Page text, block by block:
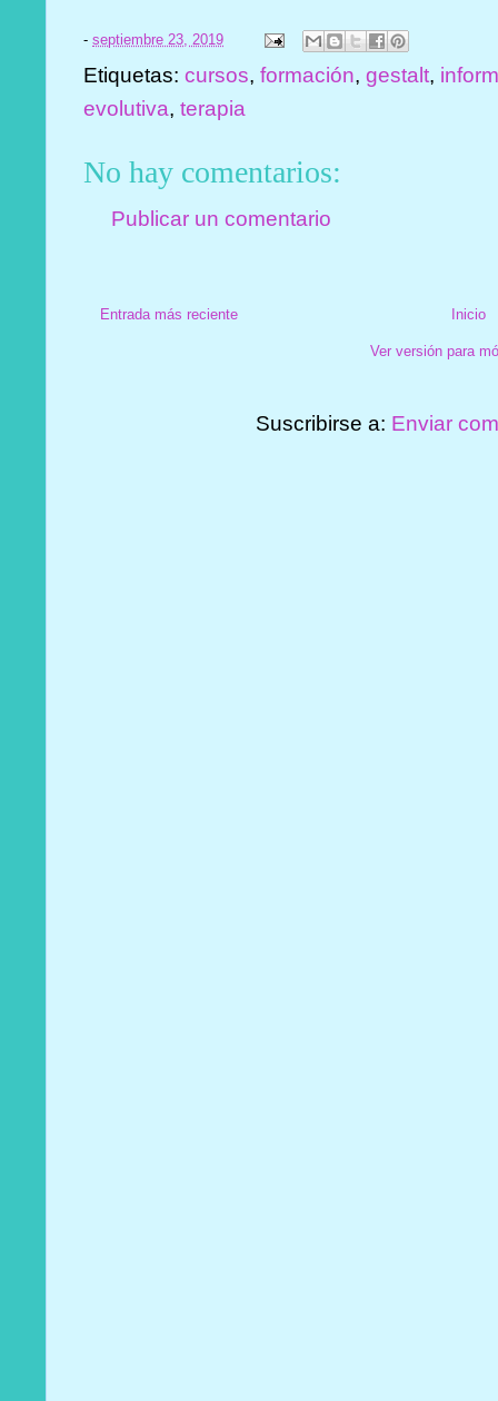
-septiembre 23, 2019
Etiquetas:cursos,formación,gestalt,
evolutiva,terapia
No hay comentarios:
Publicar un comentario
Entrada más reciente Inicio
Ver versión para
Suscribirse a: Enviar